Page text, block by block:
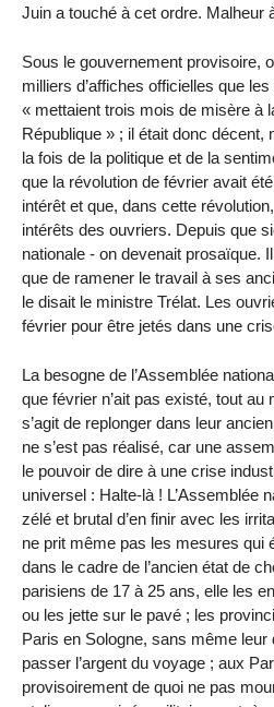
Juin a touché à cet ordre. Malheur
Sous le gouvernement provisoire,
milliers d’affiches officielles que
« mettaient trois mois de misère à
République » ; il était donc décent,
la fois de la politique et de la
que la révolution de février avait
intérêt et que, dans cette
intérêts des ouvriers. Depuis que
nationale - on devenait prosaïque.
que de ramener le travail à ses
le disait le ministre Trélat. Les
février pour être jetés dans une
La besogne de l’Assemblée
que février n’ait pas existé, tout au
s’agit de replonger dans leur
ne s’est pas réalisé, car une
le pouvoir de dire à une crise
universel : Halte-là ! L’Assemblée
zélé et brutal d’en finir avec les
ne prit même pas les mesures qui
dans le cadre de l’ancien état de
parisiens de 17 à 25 ans, elle les
ou les jette sur le pavé ; les
Paris en Sologne, sans même
passer l’argent du voyage ; aux
provisoirement de quoi ne pas